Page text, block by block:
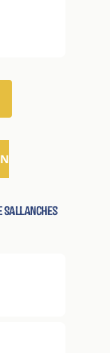
Sallanches